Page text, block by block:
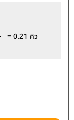
= 0.21 คิว